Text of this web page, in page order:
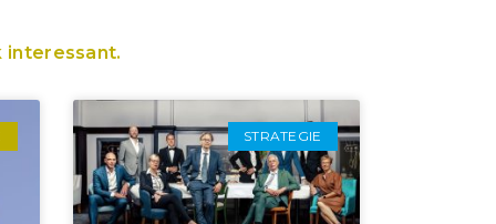
interessant.
STRATEGIE